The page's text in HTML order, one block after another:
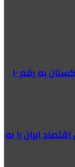
افزایش حجم تجارت بین ایران و پاکستان به رقم ۱۰
ایران را به